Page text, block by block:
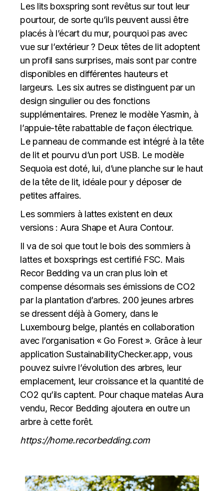
Les lits boxspring sont revêtus sur tout leur
pourtour, de sorte qu’ils peuvent aussi être
placés à l’écart du mur, pourquoi pas avec
vue sur l’extérieur ? Deux têtes de lit adoptent
un profil sans surprises, mais sont par contre
disponibles en différentes hauteurs et
largeurs. Les six autres se distinguent par un
design singulier ou des fonctions
supplémentaires. Prenez le modèle Yasmin, à
l’appuie-tête rabattable de façon électrique.
Le panneau de commande est intégré à la tête
de lit et pourvu d’un port USB. Le modèle
Sequoia est doté, lui, d’une planche sur le haut
de la tête de lit, idéale pour y déposer de
petites affaires.
Les sommiers à lattes existent en deux
versions : Aura Shape et Aura Contour.
Il va de soi que tout le bois des sommiers à
lattes et boxsprings est certifié FSC. Mais
Recor Bedding va un cran plus loin et
compense désormais ses émissions de CO2
par la plantation d’arbres. 200 jeunes arbres
se dressent déjà à Gomery, dans le
Luxembourg belge, plantés en collaboration
avec l’organisation « Go Forest ». Grâce à leur
application SustainabilityChecker.app, vous
pouvez suivre l’évolution des arbres, leur
emplacement, leur croissance et la quantité de
CO2 qu’ils captent. Pour chaque matelas Aura
vendu, Recor Bedding ajoutera en outre un
arbre à cette forêt.
https://home.recorbedding.com